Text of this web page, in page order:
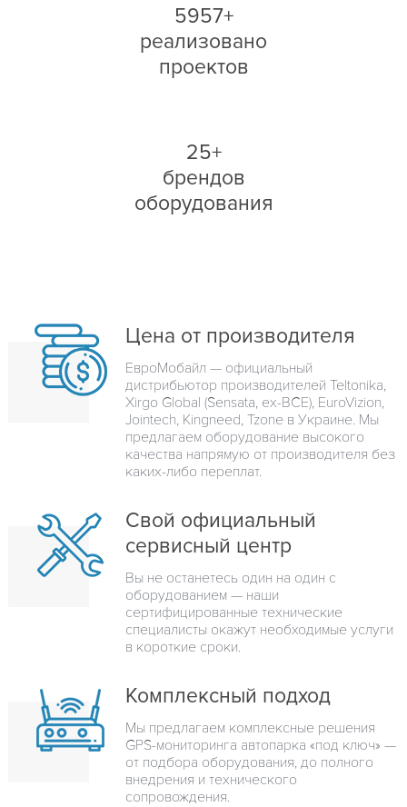
5957+
реализовано
проектов
25+
брендов
оборудования
Цена от производителя
ЕвроМобайл — официальный
дистрибьютор производителей Teltonika,
Xirgo Global (Sensata, ex-BCE), EuroVizion,
Jointech, Kingneed, Tzone в Украине. Мы
предлагаем оборудование высокого
качества напрямую от производителя без
каких-либо переплат.
Свой официальный
сервисный центр
Вы не останетесь один на один с
оборудованием — наши
сертифицированные технические
специалисты окажут необходимые услуги
в короткие сроки.
Комплексный подход
Мы предлагаем комплексные решения
GPS-мониторинга автопарка «под ключ» —
от подбора оборудования, до полного
внедрения и технического
сопровождения.